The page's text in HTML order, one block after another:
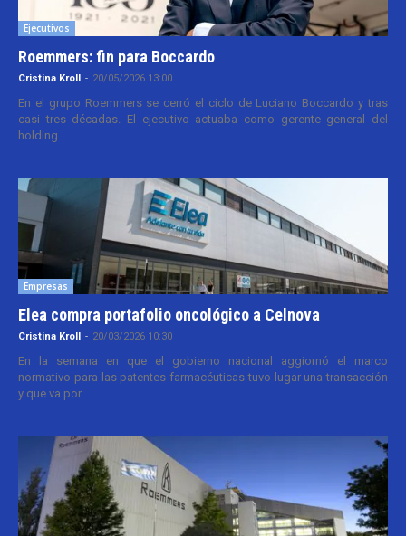
Ejecutivos
Roemmers: fin para Boccardo
Cristina Kroll - 20/05/2026 13:00
En el grupo Roemmers se cerró el ciclo de Luciano Boccardo y tras
casi tres décadas. El ejecutivo actuaba como gerente general del
holding...
Empresas
Elea compra portafolio oncológico a Celnova
Cristina Kroll - 20/03/2026 10:30
En la semana en que el gobierno nacional aggiornó el marco
normativo para las patentes farmacéuticas tuvo lugar una transacción
y que va por...